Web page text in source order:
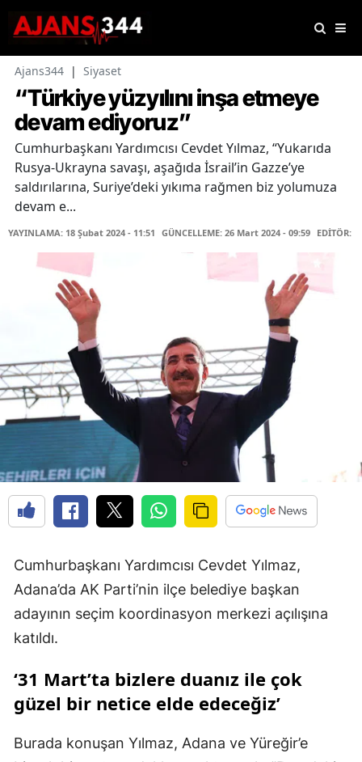
Ajans344 | Siyaset
“Türkiye yüzyılını inşa etmeye
devam ediyoruz”
Cumhurbaşkanı Yardımcısı Cevdet Yılmaz, “Yukarıda
Rusya-Ukrayna savaşı, aşağıda İsrail’in Gazze’ye
saldırılarına, Suriye’deki yıkıma rağmen biz yolumuza
devam e...
YAYINLAMA: 18 Şubat 2024 - 11:51 GÜNCELLEME: 26 Mart 2024 - 09:59 EDİTÖR:
Cumhurbaşkanı Yardımcısı Cevdet Yılmaz,
Adana’da AK Parti’nin ilçe belediye başkan
adayının seçim koordinasyon merkezi açılışına
katıldı.
‘31 Mart’ta bizlere duanız ile çok
güzel bir netice elde edeceğiz’
Burada konuşan Yılmaz, Adana ve Yüreğir’e